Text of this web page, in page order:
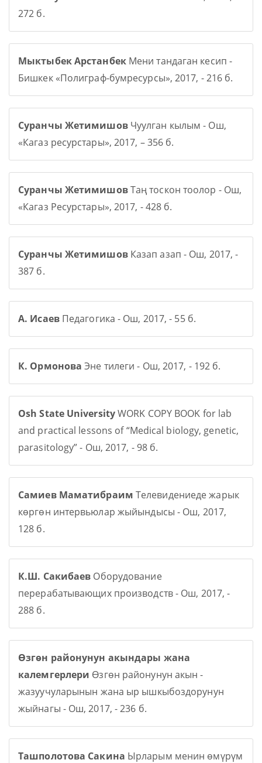
272 б.
Мыктыбек АрстанбекМени тандаган кесип -
Бишкек «Полиграф-бумресурсы», 2017, - 216 б.
Суранчы ЖетимишовЧуулган кылым - Ош,
«Кагаз ресурстары», 2017, – 356 б.
Суранчы ЖетимишовТаң тоскон тоолор - Ош,
«Кагаз Ресурстары», 2017, - 428 б.
Суранчы ЖетимишовКазап азап - Ош, 2017, -
387 б.
А. ИсаевПедагогика - Ош, 2017, - 55 б.
К. Ормонова Эне тилеги - Ош, 2017, - 192 б.
Osh State UniversityWORK COPY BOOK for lab
and practical lessons of “Medical biology, genetic,
parasitology” - Ош, 2017, - 98 б.
Самиев Маматибраим Телевидениеде жарык
көргөн интервьюлар жыйындысы - Ош, 2017,
128 б.
К.Ш. Сакибаев Оборудование
перерабатывающих производств - Ош, 2017, -
288 б.
Өзгөн районунун акындары жана
калемгерлери Өзгөн районунун акын -
жазуучуларынын жана ыр ышкыбоздорунун
жыйнагы - Ош, 2017, - 236 б.
Ташполотова Сакина Ырларым менин өмүрүм